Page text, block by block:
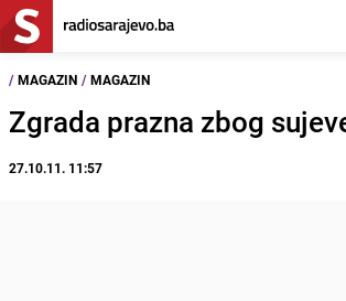
/ MAGAZIN / MAGAZIN
Zgrada prazna zbog
27.10.11. 11:57